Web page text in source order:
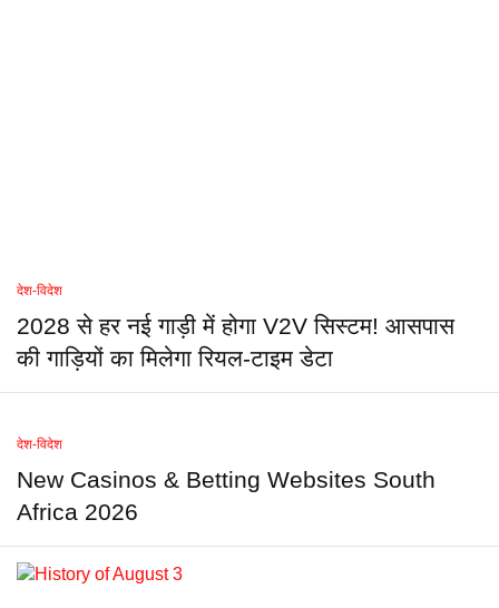
देश-विदेश
2028 से हर नई गाड़ी में होगा V2V सिस्टम! आसपास
की गाड़ियों का मिलेगा रियल-टाइम डेटा
देश-विदेश
New Casinos & Betting Websites South
Africa 2026